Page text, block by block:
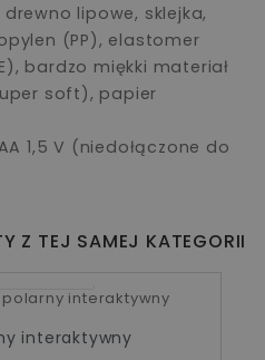
lipowe, sklejka,
(PP), elastomer
bardzo miękki materiał
soft), papier
1,5 V (niedołączone do
Z TEJ SAMEJ KATEGORII
interaktywny